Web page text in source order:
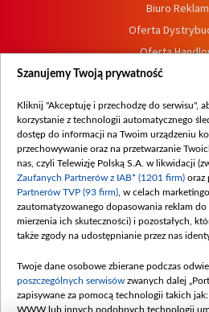
Biuro
Oferta
Oferta
Dostępność
Procedura zgłoszeń
Szanujemy Twoją prywatność
Kliknij "Akceptuję i przechodzę do serwisu",
korzystanie z technologii automatycznego
dostęp do informacji na Twoim urządzeniu
przechowywanie oraz na przetwarzanie
nas, czyli Telewizję Polską S.A. w likwidacji
Zaufanych Partnerów z IAB* (1201 firm) oraz
Partnerów TVP (93 firm) , w celach
zautomatyzowanego dopasowania reklam
mierzenia ich skuteczności) i pozostałych,
także zgody na udostępnianie przez nas
Twoje dane osobowe zbierane podczas
poszczególnych serwisów zwanych dalej
zapisywane za pomocą technologii takich
WWW lub innych podobnych technologii